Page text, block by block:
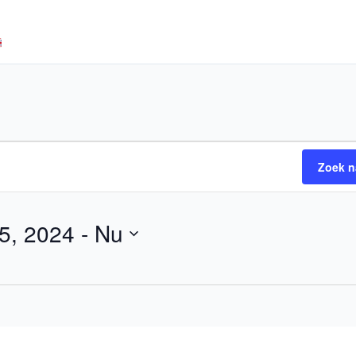
Zoek
2024 - Nu